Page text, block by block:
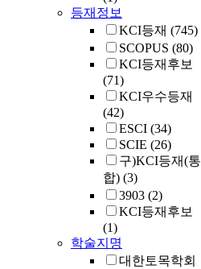
등재정보
KCI등재 (745)
SCOPUS (80)
KCI등재후보
(71)
KCI우수등재
(42)
ESCI (34)
SCIE (26)
구)KCI등재(통
합) (3)
3903 (2)
KCI등재후보
(1)
학술지명
대한토목학회